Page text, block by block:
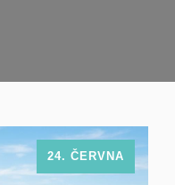
24. ČERVNA